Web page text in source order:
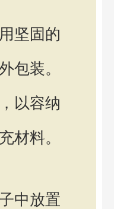
坚固的
包装。
以容纳
材料。
中放置